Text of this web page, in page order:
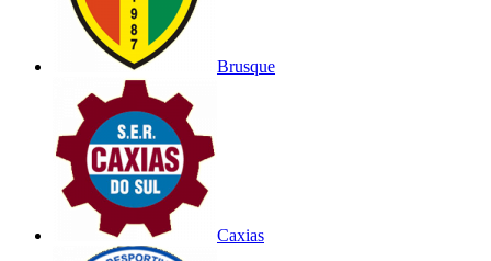
Brusque
Caxias